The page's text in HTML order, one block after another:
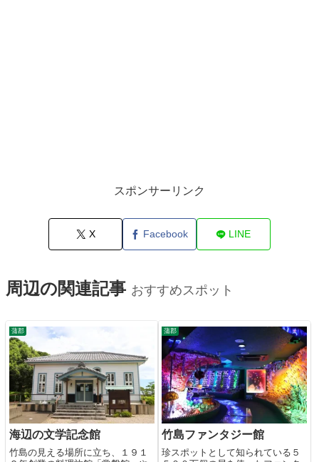
スポンサーリンク
X Facebook LINE
周辺の関連記事 おすすめスポット
蒲郡
海辺の文学記念館
竹島の見える場所に立ち、１９１
蒲郡
竹島ファンタジー館
珍スポットとして知られている５